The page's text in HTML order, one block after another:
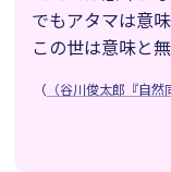
でもアタマは意
この世は意味と
（ （谷川俊太郎『自